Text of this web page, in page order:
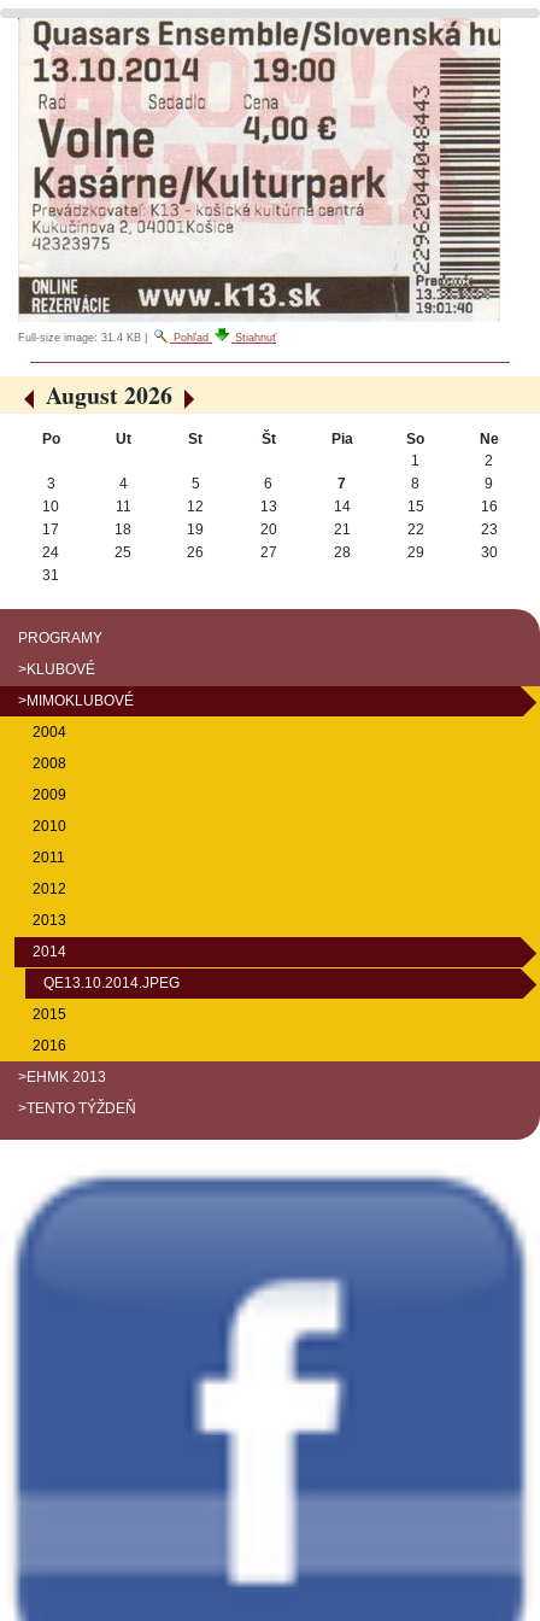
Full-size image: 31.4 KB Pohľad Stiahnuť
«
August 2026
»
Po Ut St Št Pia So
Ne
1
2
3
4 5 6 7 8
9
10
11 12 13 14 15
16
17
18 19 20 21 22
23
24
25 26 27 28 29
30
31
PROGRAMY
>KLUBOVÉ
>MIMOKLUBOVÉ
2004
2008
2009
2010
2011
2012
2013
2014
QE13.10.2014.JPEG
2015
2016
>EHMK 2013
>TENTO TÝŽDEŇ